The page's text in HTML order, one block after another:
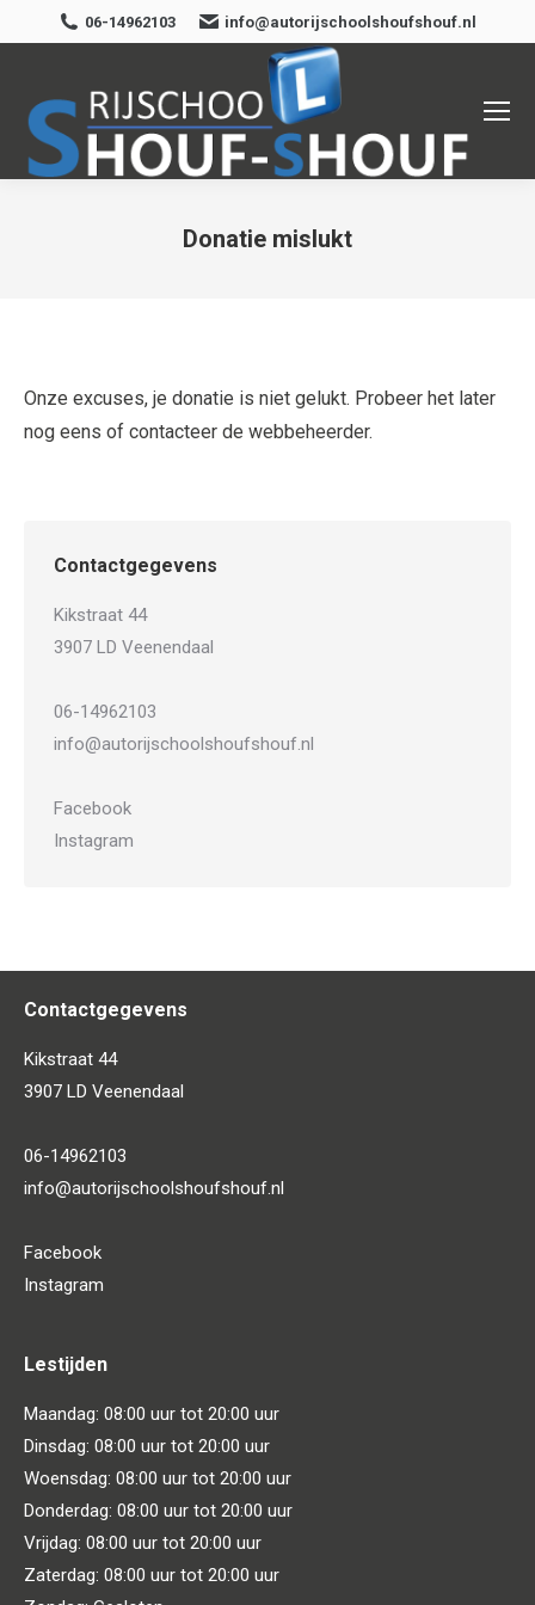
06-14962103 info@autorijschoolshoufshouf.nl
Donatie mislukt
Onze excuses, je donatie is niet gelukt. Probeer het later
nog eens of contacteer de webbeheerder.
Contactgegevens
Kikstraat 44
3907 LD Veenendaal
06-14962103
info@autorijschoolshoufshouf.nl
Facebook
Instagram
Contactgegevens
Kikstraat 44
3907 LD Veenendaal
06-14962103
info@autorijschoolshoufshouf.nl
Facebook
Instagram
Lestijden
Maandag: 08:00 uur tot 20:00 uur
Dinsdag: 08:00 uur tot 20:00 uur
Woensdag: 08:00 uur tot 20:00 uur
Donderdag: 08:00 uur tot 20:00 uur
Vrijdag: 08:00 uur tot 20:00 uur
Zaterdag: 08:00 uur tot 20:00 uur